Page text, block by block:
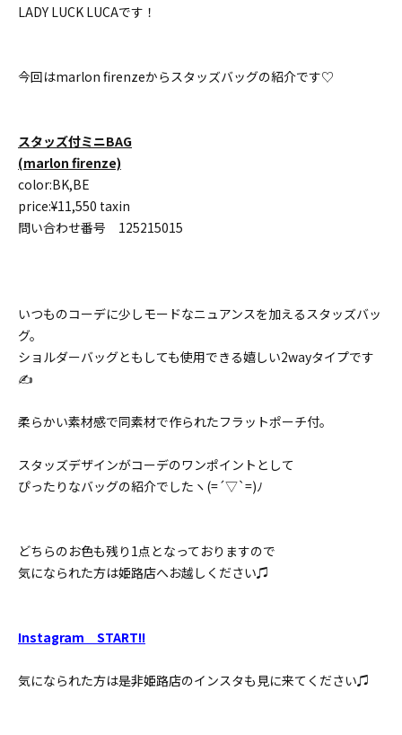
LADY LUCK LUCAです！
今回はmarlon firenzeからスタッズバッグの紹介です♡
スタッズ付ミニBAG
(marlon firenze)
color:BK,BE
price:¥11,550 taxin
問い合わせ番号 125215015
いつものコーデに少しモードなニュアンスを加えるスタッズバッ
グ。
ショルダーバッグともしても使用できる嬉しい2wayタイプです
✍
柔らかい素材感で同素材で作られたフラットポーチ付。
スタッズデザインがコーデのワンポイントとして
ぴったりなバッグの紹介でしたヽ(=´▽`=)ﾉ
どちらのお色も残り1点となっておりますので
気になられた方は姫路店へお越しください♫
Instagram START!!
気になられた方は是非姫路店のインスタも見に来てください♫